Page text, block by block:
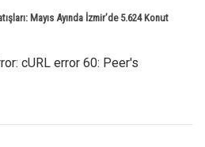
Mayıs Ayında İzmir’de 5.624 Konut
cURL error 60: Peer's